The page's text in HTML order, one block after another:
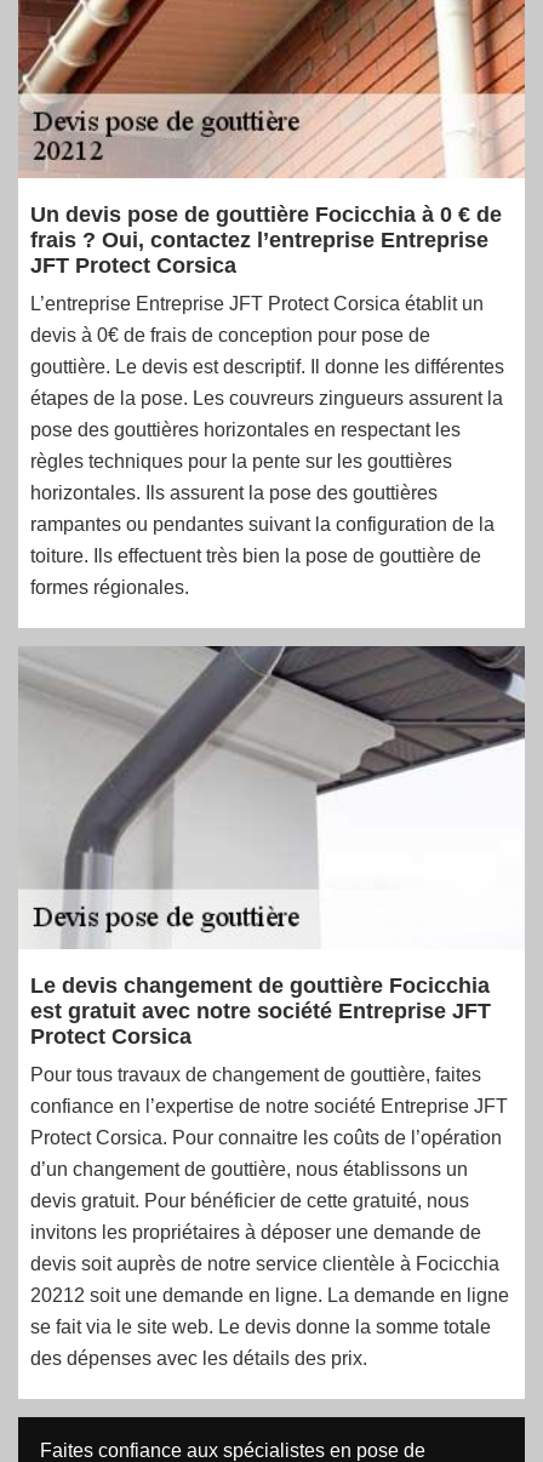
Un devis pose de gouttière Focicchia à 0 € de
frais ? Oui, contactez l’entreprise Entreprise
JFT Protect Corsica
L’entreprise Entreprise JFT Protect Corsica établit un
devis à 0€ de frais de conception pour pose de
gouttière. Le devis est descriptif. Il donne les différentes
étapes de la pose. Les couvreurs zingueurs assurent la
pose des gouttières horizontales en respectant les
règles techniques pour la pente sur les gouttières
horizontales. Ils assurent la pose des gouttières
rampantes ou pendantes suivant la configuration de la
toiture. Ils effectuent très bien la pose de gouttière de
formes régionales.
Le devis changement de gouttière Focicchia
est gratuit avec notre société Entreprise JFT
Protect Corsica
Pour tous travaux de changement de gouttière, faites
confiance en l’expertise de notre société Entreprise JFT
Protect Corsica. Pour connaitre les coûts de l’opération
d’un changement de gouttière, nous établissons un
devis gratuit. Pour bénéficier de cette gratuité, nous
invitons les propriétaires à déposer une demande de
devis soit auprès de notre service clientèle à Focicchia
20212 soit une demande en ligne. La demande en ligne
se fait via le site web. Le devis donne la somme totale
des dépenses avec les détails des prix.
Faites confiance aux spécialistes en pose de